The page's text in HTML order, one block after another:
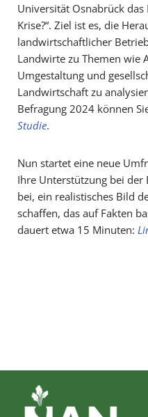
Universität Osnabrück
Krise?“. Ziel ist es, die
landwirtschaftlicher
Landwirte zu Themen wie
Umgestaltung und
Landwirtschaft zu
Befragung 2024 können
Studie.
Nun startet eine neue
Ihre Unterstützung bei der
bei, ein realistisches Bild
schaffen, das auf Fakten
dauert etwa 15 Minuten: